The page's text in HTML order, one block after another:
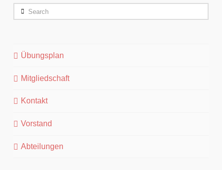
Search
Übungsplan
Mitgliedschaft
Kontakt
Vorstand
Abteilungen